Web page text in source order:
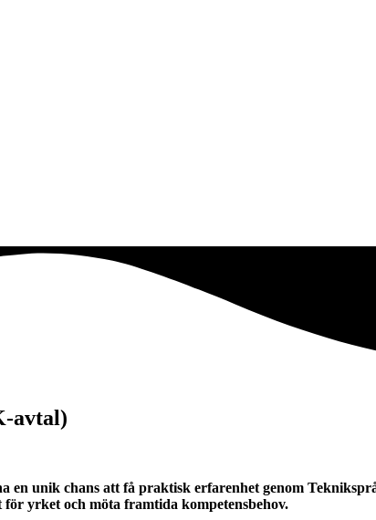
avtal)
en unik chans att få praktisk erfarenhet genom
yrket och möta framtida kompetensbehov.